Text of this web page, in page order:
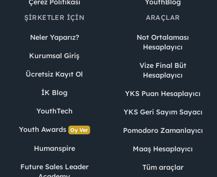
Çerez Politikası
YouthBlog
ŞIRKETLER İÇIN
Neler Yaparız?
Kurumsal Giriş
Ücretsiz Kayıt Ol
İK Blog
YouthTech
Youth Awards Oy Ver
Humanspire
Future Sales Leader
ARAÇLAR
Not Ortalaması
Hesaplayıcı
Vize Final Büt
Hesaplayıcı
YKS Puan Hesaplayıcı
YKS Geri Sayım Sayacı
Pomodoro Zamanlayıcı
Maaş Hesaplayıcı
Tüm araçlar